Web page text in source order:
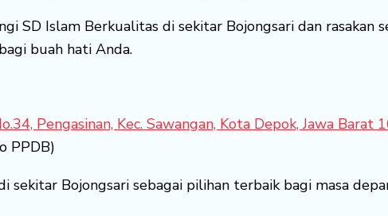
SD Islam Berkualitas di sekitar Bojongsari dan
buah hati Anda.
Pengasinan, Kec. Sawangan, Kota Depok, Jawa Barat
PPDB)
sekitar Bojongsari sebagai pilihan terbaik bagi masa